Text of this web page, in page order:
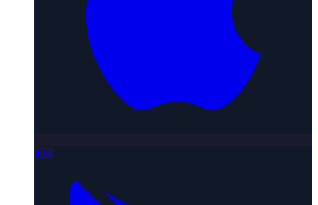
iOS